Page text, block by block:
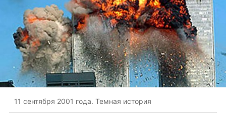
11 сентября 2001 года. Темная история